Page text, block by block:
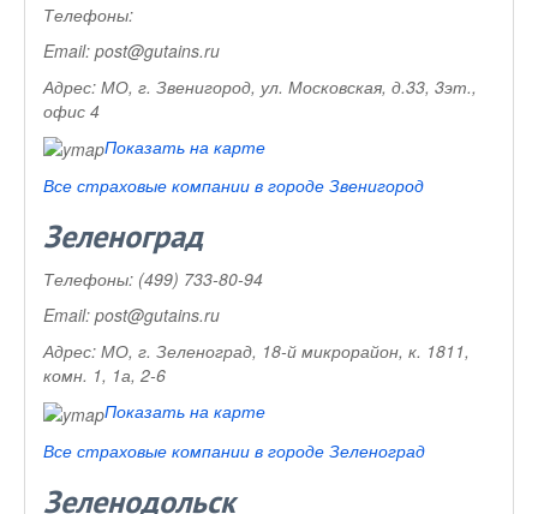
Телефоны:
Email: post@gutains.ru
Адрес: МО, г. Звенигород, ул. Московская, д.33, 3эт.,
офис 4
Показать на карте
Все страховые компании в городе Звенигород
Зеленоград
Телефоны: (499) 733-80-94
Email: post@gutains.ru
Адрес: МО, г. Зеленоград, 18-й микрорайон, к. 1811,
комн. 1, 1а, 2-6
Показать на карте
Все страховые компании в городе Зеленоград
Зеленодольск